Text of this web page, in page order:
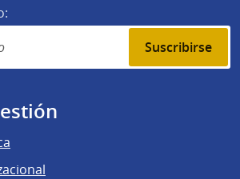
Suscribirse